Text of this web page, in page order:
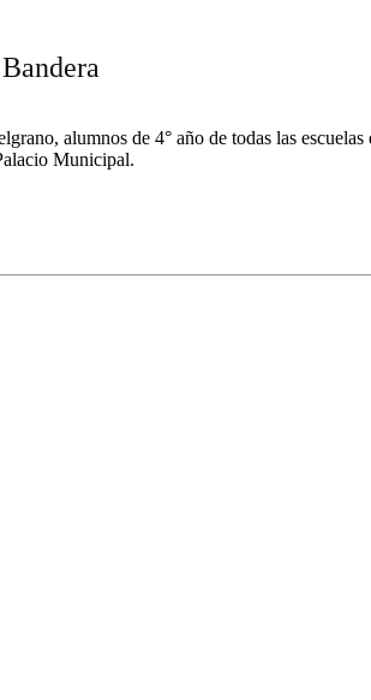
alumnos de 4° año de todas las
Municipal.